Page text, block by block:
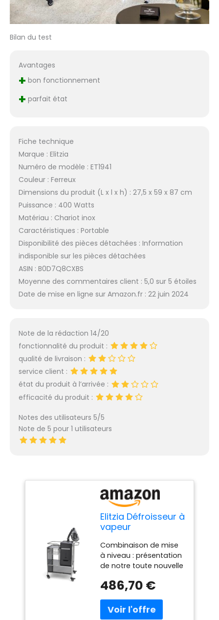
Bilan du test
Avantages
+ bon fonctionnement
+ parfait état
Fiche technique
Marque : Elitzia
Numéro de modèle : ET1941
Couleur : Ferreux
Dimensions du produit (L x l x h) : 27,5 x 59 x 87 cm
Puissance : 400 Watts
Matériau : Chariot inox
Caractéristiques : Portable
Disponibilité des pièces détachées : Information
indisponible sur les pièces détachées
ASIN : B0D7Q8CXBS
Moyenne des commentaires client : 5,0 sur 5 étoiles
Date de mise en ligne sur Amazon.fr : 22 juin 2024
Note de la rédaction 14/20
fonctionnalité du produit :
qualité de livraison :
service client :
état du produit à l’arrivée :
efficacité du produit :
Notes des utilisateurs 5/5
Note de 5 pour 1 utilisateurs
Elitzia Défroisseur à
vapeur
chariot pour soins
du cuir chevelu
Nano pour
hydratation,
traitement des
cheveux secs,
brume vapeur
Combinaison de mise
à niveau : présentation
de notre toute nouvelle
combinaison unique de
chariot est fabriqué en
acier inoxydable, qui
486,70 €